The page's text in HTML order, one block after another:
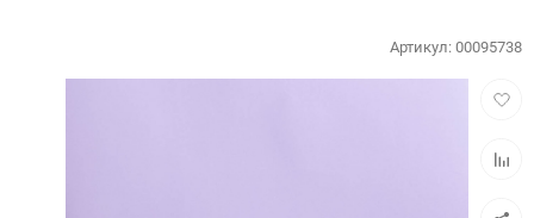
Артикул:00095738